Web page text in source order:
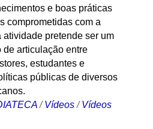
e boas práticas
comprometidas com a
pretende ser um
de articulação entre
estudantes e
públicas de diversos
/Vídeos /Vídeos